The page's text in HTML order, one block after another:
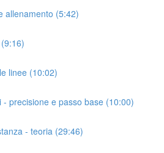
allenamento (5:42)
linee (10:02)
- precisione e passo base (10:00)
- teoria (29:46)